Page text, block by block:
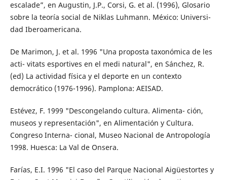
escalade”, en Augustin, J.P., Corsi, G. et al. (1996), Glosario
sobre la teoría social de Niklas Luhmann. México: Universi-
dad Iberoamericana.
De Marimon, J. et al. 1996 "Una proposta taxonómica de les
acti- vitats esportives en el medi natural", en Sánchez, R.
(ed) La actividad física y el deporte en un contexto
democrático (1976-1996). Pamplona: AEISAD.
Estévez, F. 1999 "Descongelando cultura. Alimenta- ción,
museos y representación", en Alimentación y Cultura.
Congreso Interna- cional, Museo Nacional de Antropología
1998. Huesca: La Val de Onsera.
Farías, E.I. 1996 "El caso del Parque Nacional Aigüestortes y